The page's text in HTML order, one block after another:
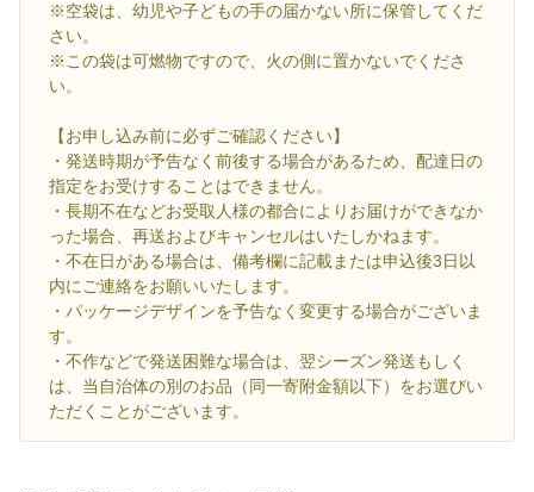
※空袋は、幼児や子どもの手の届かない所に保管してくだ
さい。
※この袋は可燃物ですので、火の側に置かないでくださ
い。
【お申し込み前に必ずご確認ください】
・発送時期が予告なく前後する場合があるため、配達日の
指定をお受けすることはできません。
・長期不在などお受取人様の都合によりお届けができなか
った場合、再送およびキャンセルはいたしかねます。
・不在日がある場合は、備考欄に記載または申込後3日以
内にご連絡をお願いいたします。
・パッケージデザインを予告なく変更する場合がございま
す。
・不作などで発送困難な場合は、翌シーズン発送もしく
は、当自治体の別のお品（同一寄附金額以下）をお選びい
ただくことがございます。